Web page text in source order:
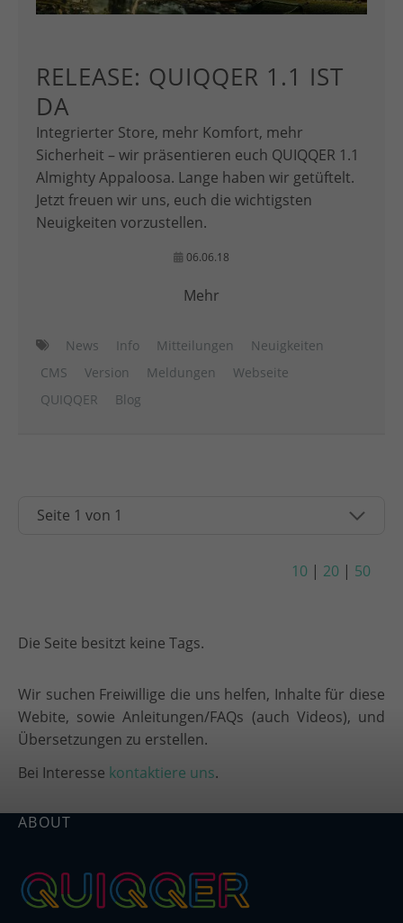
RELEASE: QUIQQER 1.1 IST
DA
Integrierter Store, mehr Komfort, mehr
Sicherheit – wir präsentieren euch QUIQQER 1.1
Almighty Appaloosa. Lange haben wir getüftelt.
Jetzt freuen wir uns, euch die wichtigsten
Neuigkeiten vorzustellen.
06.06.18
Mehr
News Info Mitteilungen
Neuigkeiten
CMS
Version Meldungen
Webseite
QUIQQER
Blog
10 | 20 | 50
Die Seite besitzt keine Tags.
Wir suchen Freiwillige die uns helfen, Inhalte für diese
Webite, sowie Anleitungen/FAQs (auch Videos), und
Übersetzungen zu erstellen.
Bei Interesse kontaktiere uns.
ABOUT